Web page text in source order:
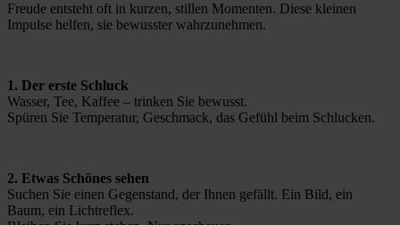
Freude entsteht oft in kurzen, stillen Momenten. Diese kleinen
Impulse helfen, sie bewusster wahrzunehmen.
1. Der erste Schluck
Wasser, Tee, Kaffee – trinken Sie bewusst.
Spüren Sie Temperatur, Geschmack, das Gefühl beim Schlucken.
2. Etwas Schönes sehen
Suchen Sie einen Gegenstand, der Ihnen gefällt. Ein Bild, ein
Baum, ein Lichtreflex.